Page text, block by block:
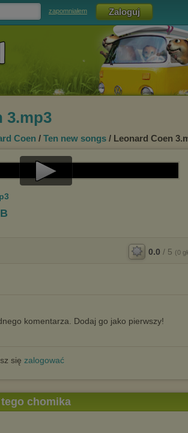
zapomniałem
3.mp3
Coen / Ten new songs / Leonard Coen
Play
0.0 / 5 (0
komentarza. Dodaj go jako pierwszy!
się zalogować
chomika